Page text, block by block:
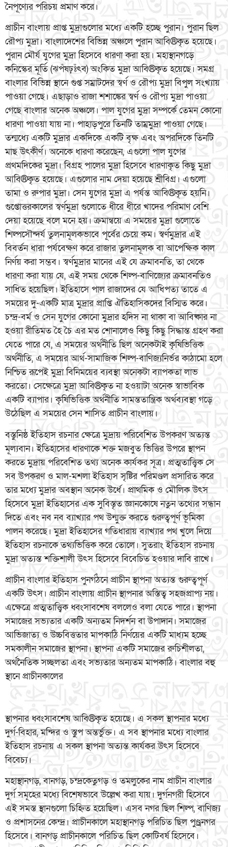
নৈপূণ্যের পরিচয় প্রমাণ করে।
প্রাচীন বাংলায় প্রাপ্ত মুদ্রাগুলোর মধ্যে একটি হচ্ছে পুরান। পুরান ছিল
রৌপ্য মুদ্রা। বাংলাদেশের বিভিন্ন অঞ্চলে পুরান আবি®কৃত হয়েছে।
পুরান মৌর্য যুগের মুদ্রা হিসেবে ধারণা করা হয়। মহাস্থানগড়ে
কনিস্কের মূর্তি (ঝপঁষঢ়ঃঁৎব) অংকিত মুদ্রা আবি®কৃত হয়েছে। সমগ্র
বাংলার বিভিন্ন স্থানে গুপ্ত সম্রাটদের স্বর্ণ ও রৌপ্য মুদ্রা বিপুল সংখ্যায়
পাওয়া গেছে। এছাড়াও রাজা শশাঙ্কের স্বর্ণ ও রৌপ্য মুদ্রা পাওয়া
গেছে বাংলার অনেক অঞ্চলে। পাল যুগের মুদ্রা সম্পর্কে তেমন কোনো
ধারণা পাওয়া যায় না। পাহাড়পুরে তিনটি তাম্রমুদ্রা পাওয়া গেছে।
তন্মধ্যে একটি মুদ্রার একদিকে একটি বৃক্ষ এবং অপরদিকে তিনটি
মাছ উৎকীর্ণ। অনেকে ধারণা করেছেন, এগুলো পাল যুগের
প্রথমদিকের মুদ্রা। বিগ্রহ পালের মুদ্রা হিসেবে ধারণাকৃত কিছু মুদ্রা
আবি®কৃত হয়েছে। এগুলোর নাম দেয়া হয়েছে শ্রীবিগ্র। এগুলো
তামা ও রুপার মুদ্রা। সেন যুগের মুদ্রা এ পর্যন্ত আবি®কৃত হয়নি।
গুপ্তোত্তরকালের স্বর্ণমুদ্রা গুলোতে ধীরে ধীরে খাদের পরিমাণ বেশি
দেয়া হয়েছে বলে মনে হয়। ক্রমান্বয়ে এ সময়ের মুদ্রা গুলোতে
শিল্পসৌন্দর্য তুলনামূলকভাবে পূর্বের চেয়ে কম। স্বর্ণমুদ্রার এই
বিবর্তন ধারা পর্যবেক্ষণ করে রাজার তুলনামূলক বা আপেক্ষিক কাল
নির্ণয় করা সম্ভব। স্বর্ণমুদ্রার মানের এই যে ক্রমাবনতি, তা থেকে
ধারণা করা যায় যে, এই সময় থেকে শিল্প-বাণিজ্যের ক্রমাবনতিও
সাধিত হয়েছিল। ইতিহাসে পাল রাজাদের যে আধিপত্য তাতে এ
সময়ের দু-একটি মাত্র মুদ্রার প্রাপ্তি ঐতিহাসিকদের বিস্মিত করে।
চন্দ্র-বর্ম ও সেন যুগের কোনো মুদ্রার হদিস না থাকা বা আবিষ্কার না
হওয়া রীতিমত হৈ চৈ এর মত শোনালেও কিছু কিছু সিদ্ধান্ত গ্রহণ করা
যেতে পারে যে, এ সময়ের অর্থনীতি ছিল অনেকটাই কৃষিভিত্তিক
অর্থনীতি, এ সময়ের আর্থ-সামাজিক শিল্প-বাণিজ্যনির্ভর কাঠামো হলে
নিশ্চিত রূপেই মুদ্রা বিনিময়ের ব্যবস্থা অনেকটা ব্যাপকতা লাভ
করতো। সেক্ষেত্রে মুদ্রা আবি®কৃত না হওয়াটা অনেক স্বাভাবিক
একটি ব্যাপার। কৃষিভিত্তিক অর্থনীতি সামন্ততান্ত্রিক অর্থব্যবস্থা গড়ে
উঠেছিল এ সময়ের সেন শাসিত প্রাচীন বাংলায়।
বস্তুনিষ্ঠ ইতিহাস রচনার ক্ষেত্রে মুদ্রায় পরিবেশিত উপকরণ অত্যন্ত
মূল্যবান। ইতিহাসের ধারণাকে শক্ত মজবুত ভিত্তির উপরে স্থাপন
করতে মুদ্রায় পরিবেশিত তথ্য অনেক কার্যকর সূত্র। প্রত্মতাত্ত্বিক সে
সব উপকরণ ও মাল-মশলা ইতিহাস সৃষ্টির পরিমণ্ডল প্রসারিত করে
তার মধ্যে মুদ্রার অবস্থান অনেক উর্ধে। প্রাথমিক ও মৌলিক উৎস
হিসেবে মুদ্রা ইতিহাসের এক সুবিস্তৃত জ্ঞানকোষে নতুন তথ্যের সন্ধান
দিতে এবং নব নব ব্যাখ্যার পথ উন্মুক্ত করতে গুরুত্বপূর্ণ ভূমিকা
পালন করেছে। মুদ্রা ইতিহাসের গতিধারায় ব্যাখ্যার পথ খুলে দিয়ে
ইতিহাস রচনাকে তথ্যভিত্তিক করে তোলে। সুতরাং ইতিহাস রচনায়
মুদ্রা অত্যন্ত শক্তিশালী উৎস হিসেবে বিবেচিত হওয়ার দাবি রাখে।
প্রাচীন বাংলার ইতিহাস পুনর্গঠনে প্রাচীন স্থাপনা অত্যন্ত গুরুত্বপূর্ণ
একটি উৎস। প্রাচীন বাংলায় প্রাচীন স্থাপনার অস্তিত্ব সহজপ্রাপ্য নয়।
এক্ষেত্রে প্রত্মতাত্ত্বিক ধ্বংসাবশেষ বললেও বলা যেতে পারে। স্থাপনা
সমাজের সভ্যতার একটি অন্যতম নিদর্শন বা উপাদান। সমাজের
আভিজাত্য ও উচ্চবিত্ততার মাপকাঠি নির্ণয়ের একটি মাধ্যম হচ্ছে
সমকালীন সমাজের স্থাপনা। স্থাপনা একটি সমাজের রুচিশীলতা,
অর্থনৈতিক সচ্ছলতা এবং সভ্যতার অন্যতম মাপকাঠি। বাংলার বহু
স্থানে প্রাচীনকালের
স্থাপনার ধ্বংসাবশেষ আবি®কৃত হয়েছে। এ সকল স্থাপনার মধ্যে
দুর্গ-বিহার, মন্দির ও স্তুপ অন্তর্ভুক্ত। এ সব স্থাপনার মধ্যে বাংলার
ইতিহাস রচনায় এ সকল স্থাপনা অত্যন্ত কার্যকর উৎস হিসেবে
বিবেচ্য।
মহাস্থানগড়, বানগড়, চন্দ্রকেতুগড় ও তমলুকের নাম প্রাচীন বাংলার
দুর্গ সমূহের মধ্যে বিশেষভাবে উল্লেখ করা যায়। দুর্গনগরী হিসেবে
এই সমস্ত স্থানগুলো চিহ্নিত হয়েছিল। এসব নগর ছিল শিল্প, বাণিজ্য
ও প্রশাসনের কেন্দ্র। প্রাচীনকালে মহাস্থানগড় পরিচিত ছিল পুণ্ড্রনগর
হিসেবে। বানগড় প্রাচীনকালে পরিচিত ছিল কোটিবর্ষ হিসেবে।